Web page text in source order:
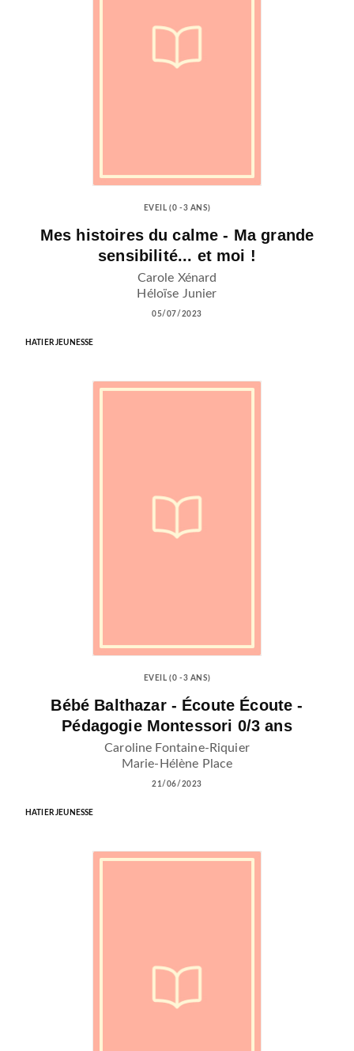
EVEIL (0 -3 ANS)
Mes histoires du calme - Ma grande
sensibilité... et moi !
Carole Xénard
Héloïse Junier
05/07/2023
HATIER JEUNESSE
EVEIL (0 -3 ANS)
Bébé Balthazar - Écoute Écoute -
Pédagogie Montessori 0/3 ans
Caroline Fontaine-Riquier
Marie-Hélène Place
21/06/2023
HATIER JEUNESSE